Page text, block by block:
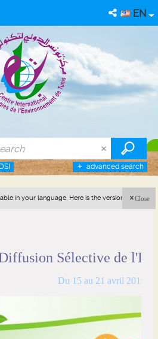
EN
advanced search
DSI
in your language. Here is the version in french
Close